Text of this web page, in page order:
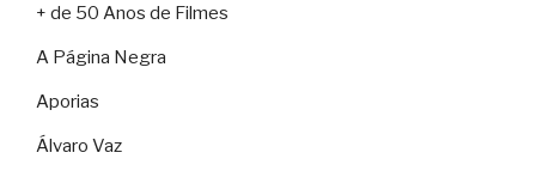
+ de 50 Anos de Filmes
A Página Negra
Aporias
Álvaro Vaz